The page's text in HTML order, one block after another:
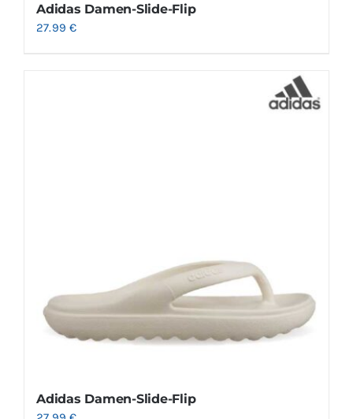
Adidas Damen-Slide-Flip
27.99€
Adidas Damen-Slide-Flip